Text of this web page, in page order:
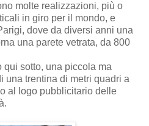
molte realizzazioni, più o
in giro per il mondo, e
dove da diversi anni una
una parete vetrata, da 800
qui sotto, una piccola ma
una trentina di metri quadri a
al logo pubblicitario delle